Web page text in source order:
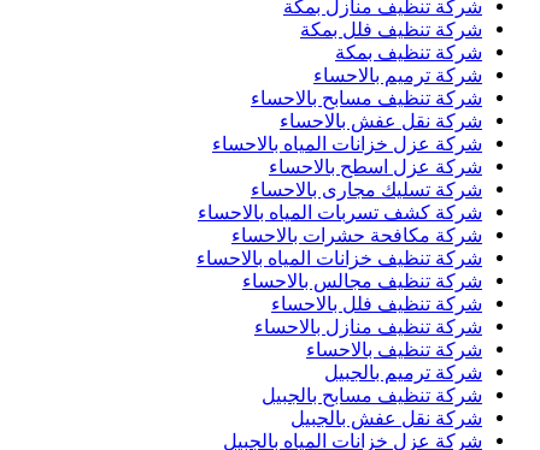
شركة تنظيف منازل بمكة
شركة تنظيف فلل بمكة
شركة تنظيف بمكة
شركة ترميم بالاحساء
شركة تنظيف مسابح بالاحساء
شركة نقل عفش بالاحساء
شركة عزل خزانات المياه بالاحساء
شركة عزل اسطح بالاحساء
شركة تسليك مجارى بالاحساء
شركة كشف تسربات المياه بالاحساء
شركة مكافحة حشرات بالاحساء
شركة تنظيف خزانات المياه بالاحساء
شركة تنظيف مجالس بالاحساء
شركة تنظيف فلل بالاحساء
شركة تنظيف منازل بالاحساء
شركة تنظيف بالاحساء
شركة ترميم بالجبيل
شركة تنظيف مسابح بالجبيل
شركة نقل عفش بالجبيل
شركة عزل خزانات المياه بالجبيل